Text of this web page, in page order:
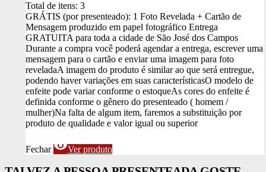
Total de itens: 3
GRÁTIS (por presenteado): 1 Foto Revelada + Cartão de
Mensagem produzido em papel fotográfico Entrega
GRATUITA para toda a cidade de São José dos Campos
Durante a compra você poderá agendar a entrega, escrever uma
mensagem para o cartão e enviar uma imagem para foto
reveladaA imagem do produto é similar ao que será entregue,
podendo haver variações em suas característicasO modelo de
enfeite pode variar conforme o estoqueAs cores do enfeite é
definida conforme o gênero do presenteado ( homem /
mulher)Na falta de algum item, faremos a substituição por
produto de qualidade e valor igual ou superior
Fechar visibilityVer produto